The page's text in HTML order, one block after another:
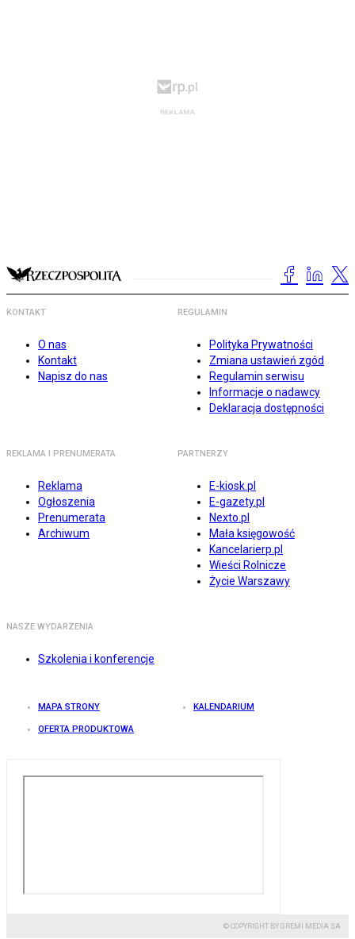
KONTAKT
O nas
Kontakt
Napisz do nas
REGULAMIN
Polityka Prywatności
Zmiana ustawień zgód
Regulamin serwisu
Informacje o nadawcy
Deklaracja dostępności
REKLAMA I PRENUMERATA
Reklama
Ogłoszenia
Prenumerata
Archiwum
PARTNERZY
E-kiosk.pl
E-gazety.pl
Nexto.pl
Mała księgowość
Kancelarierp.pl
Wieści Rolnicze
Życie Warszawy
NASZE WYDARZENIA
Szkolenia i konferencje
MAPA STRONY KALENDARIUM
OFERTA PRODUKTOWA
© COPYRIGHT BY GREMI MEDIA SA